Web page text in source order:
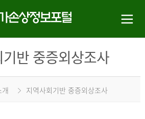
반 중증외상조사
개 지역사회기반 중증외상조사